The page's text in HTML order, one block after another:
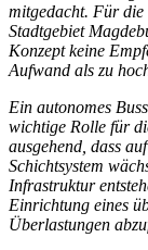
mitgedacht. Für die
Stadtgebiet
Konzept keine
Aufwand als zu
Ein autonomes
wichtige Rolle für
ausgehend, dass
Schichtsystem
Infrastruktur
Einrichtung eines
Überlastungen